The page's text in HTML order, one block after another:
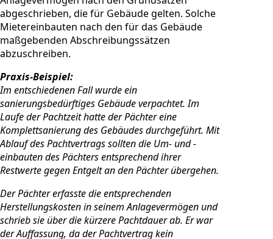
abgeschrieben, die für Gebäude gelten. Solche
Mietereinbauten nach den für das Gebäude
maßgebenden Abschreibungssätzen
abzuschreiben.
Praxis-Beispiel:
Im entschiedenen Fall wurde ein
sanierungsbedürftiges Gebäude verpachtet. Im
Laufe der Pachtzeit hatte der Pächter eine
Komplettsanierung des Gebäudes durchgeführt. Mit
Ablauf des Pachtvertrags sollten die Um- und -
einbauten des Pächters entsprechend ihrer
Restwerte gegen Entgelt an den Pächter übergehen.
Der Pächter erfasste die entsprechenden
Herstellungskosten in seinem Anlagevermögen und
schrieb sie über die kürzere Pachtdauer ab. Er war
der Auffassung, da der Pachtvertrag kein